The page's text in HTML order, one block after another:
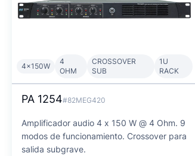
4x150W
4
OHM
CROSSOVER
SUB
1U
RACK
PA 1254#82MEG420
Amplificador audio 4 x 150 W @ 4 Ohm. 9
modos de funcionamiento. Crossover para
salida subgrave.